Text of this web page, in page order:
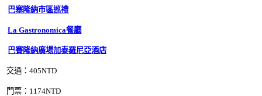
巴塞隆納市區巡禮
La Gastronomica餐廳
巴賽隆納廣場加泰羅尼亞酒店
交通：405NTD
門票：1174NTD